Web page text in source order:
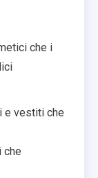
che i
e vestiti che
che